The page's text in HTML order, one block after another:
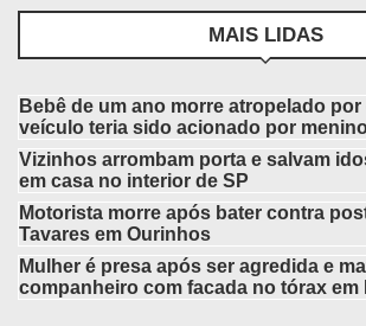
MAIS LIDAS
Bebê de um ano morre atropelado
veículo teria sido acionado por
Vizinhos arrombam porta e salvam
em casa no interior de SP
Motorista morre após bater contra
Tavares em Ourinhos
Mulher é presa após ser agredida e
companheiro com facada no tórax em